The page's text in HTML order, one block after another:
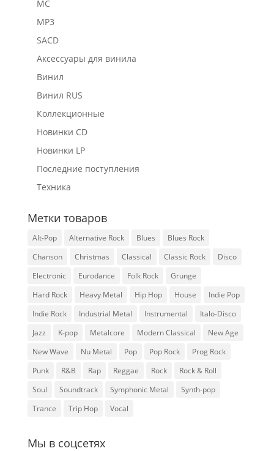
MC
MP3
SACD
Аксессуары для винила
Винил
Винил RUS
Коллекционные
Новинки CD
Новинки LP
Последние поступления
Техника
Метки товаров
Alt-Pop Alternative Rock Blues
Blues Rock
Chanson
Christmas Classical Classic Rock
Disco
Electronic
Eurodance Folk Rock
Grunge
Hard Rock
Heavy Metal Hip Hop House
Indie Pop
Indie Rock
Industrial Metal Instrumental
Italo-Disco
Jazz
K-pop Metalcore Modern Classical
New Age
New Wave
Nu Metal Pop Pop Rock
Prog Rock
Punk
R&B Rap Reggae Rock
Rock & Roll
Soul
Soundtrack Symphonic Metal
Synth-pop
Trance
Trip Hop Vocal
Мы в соцсетях